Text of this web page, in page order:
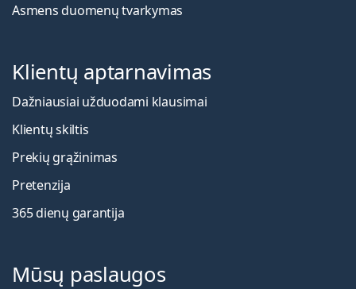
Asmens duomenų tvarkymas
Klientų aptarnavimas
Dažniausiai užduodami klausimai
Klientų skiltis
Prekių grąžinimas
Pretenzija
365 dienų garantija
Mūsų paslaugos